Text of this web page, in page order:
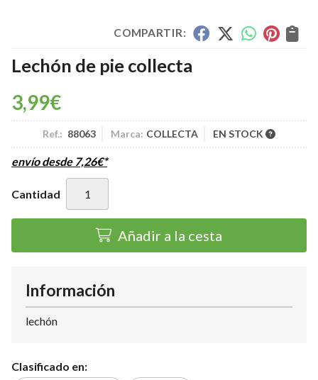
COMPARTIR:
Lechón de pie collecta
3,99€
Ref.: 88063 Marca: COLLECTA EN STOCK
envío desde 7,26€*
Cantidad
Añadir a la cesta
Información
lechón
Clasificado en: